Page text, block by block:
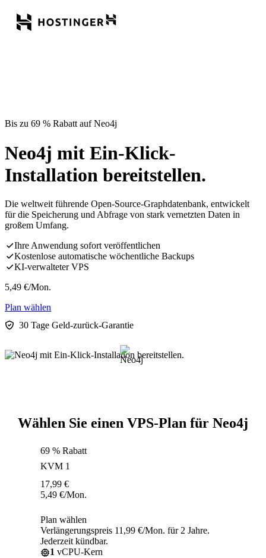
Bis zu 69 % Rabatt auf Neo4j
Neo4j mit Ein-Klick-
Installation bereitstellen.
Die weltweit führende Open-Source-Graphdatenbank, entwickelt
für die Speicherung und Abfrage von stark vernetzten Daten in
großem Umfang.
Ihre Anwendung sofort veröffentlichen
Kostenlose automatische wöchentliche Backups
KI-verwalteter VPS
5,49 €/Mon.
Plan wählen
30 Tage Geld-zurück-Garantie
Wählen Sie einen VPS-Plan für Neo4j
69 % Rabatt
KVM 1
17,99 €
5,49 €/Mon.
Plan wählen
Verlängerungspreis 11,99 €/Mon. für 2 Jahre.
Jederzeit kündbar.
1 vCPU-Kern